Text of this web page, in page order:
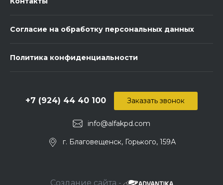
Согласие на обработку персональных данных
Политика конфиденциальности
info@alfakpd.com
+7 (924) 44 40 100
г. Благовещенск, Горького, 159А
Заказать звонок
Создание сайта -